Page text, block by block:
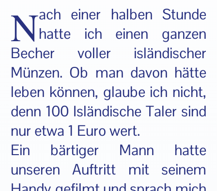
Nach einer halben Stunde
hatte ich einen ganzen
Becher voller isländischer
Münzen. Ob man davon hätte
leben können, glaube ich nicht,
denn 100 Isländische Taler sind
nur etwa 1 Euro wert.
Ein bärtiger Mann hatte
unseren Auftritt mit seinem